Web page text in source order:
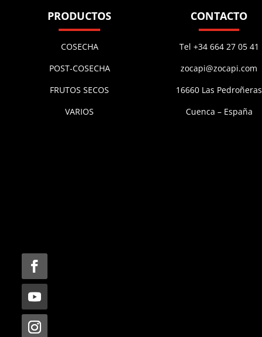
PRODUCTOS
COSECHA
POST-COSECHA
FRUTOS SECOS
VARIOS
CONTACTO
Tel +34 664 27 05 41
zocapi@zocapi.com
16660 Las Pedroñeras
Cuenca – España